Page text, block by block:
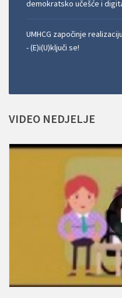
demokratsko učešće i
UMHCG započinje
- (E)i(U)ključi se!
VIDEO NEDJELJE